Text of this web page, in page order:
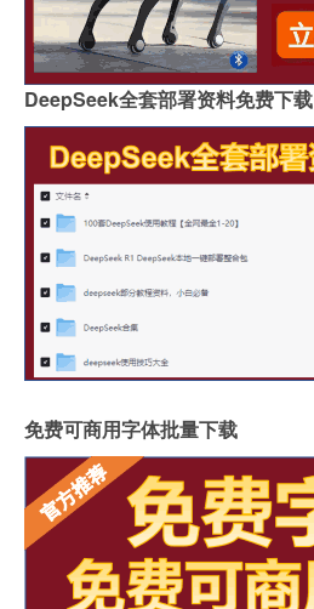
DeepSeek全套部署资料免费下载
免费可商用字体批量下载